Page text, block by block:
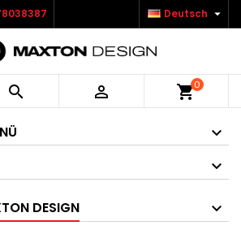
Deutsch 
  shopping_cart0
DESIGN